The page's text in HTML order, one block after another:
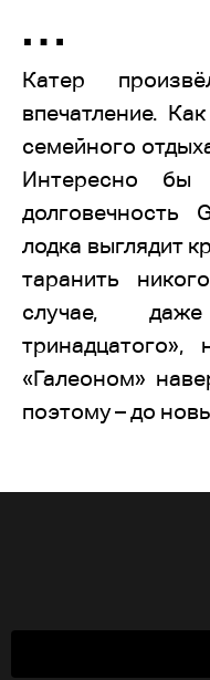
…
Катер
впечатление.
семейного
Интересно бы
долговечность
лодка выглядит
таранить
случае,
тринадцатого»,
«Галеоном»
поэтому – до